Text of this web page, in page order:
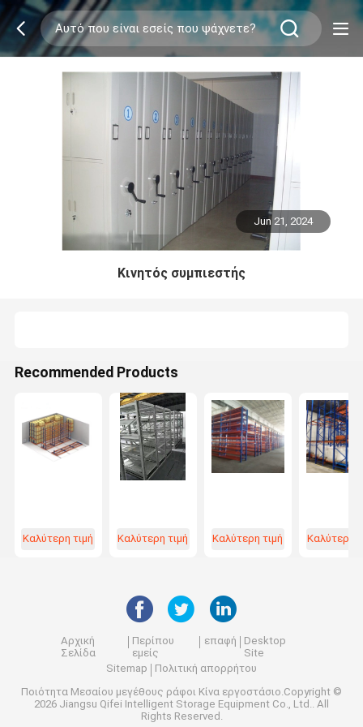
Jun 21, 2024
Κινητός συμπιεστής
Recommended Products
Καλύτερη τιμή Καλύτερη τιμή Καλύτερη τιμή Καλύτερη
Αρχική
Σελίδα
Περίπου
εμείς
επαφή
Desktop
Site
Sitemap
Πολιτική απορρήτου
Ποιότητα Μεσαίου μεγέθους ράφοι Κίνα εργοστάσιο.Copyright ©
2026 Jiangsu Qifei Intelligent Storage Equipment Co., Ltd.. All
Rights Reserved.